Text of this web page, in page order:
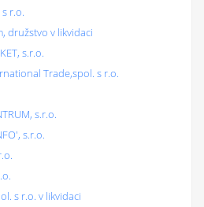
r.o.
družstvo v likvidaci
s.r.o.
Trade,spol. s r.o.
s.r.o.
s.r.o.
s r.o. v likvidaci